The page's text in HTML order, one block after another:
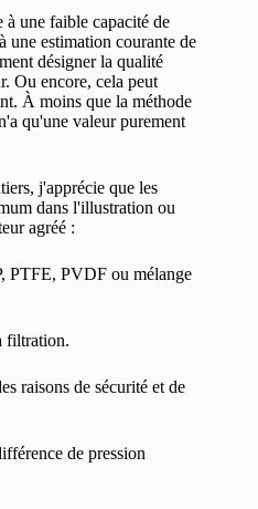
à une faible capacité de
une estimation courante de
désigner la qualité
Ou encore, cela peut
À moins que la méthode
qu'une valeur purement
j'apprécie que les
dans l'illustration ou
agréé :
PTFE, PVDF ou mélange
filtration.
raisons de sécurité et de
de pression